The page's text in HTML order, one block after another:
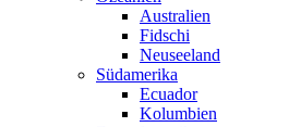
Australien
Fidschi
Neuseeland
Südamerika
Ecuador
Kolumbien